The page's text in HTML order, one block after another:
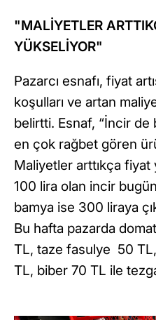
"MALİYETLER
YÜKSELİYOR"
Pazarcı esnafı, fiyat
koşulları ve artan
belirtti. Esnaf, “İncir de
en çok rağbet gören
Maliyetler arttıkça
100 lira olan incir
bamya ise 300 liraya
Bu hafta pazarda
TL, taze fasulye 50
TL, biber 70 TL ile